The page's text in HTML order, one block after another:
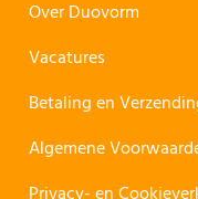
Over Duovorm
Vacatures
Betaling en
Algemene